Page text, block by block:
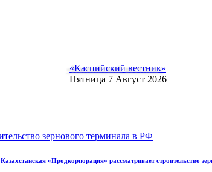
«Каспийский вестник»
Пятница 7 Август 2026
Казахстанская «Продкорпорация» рассматривает строительство